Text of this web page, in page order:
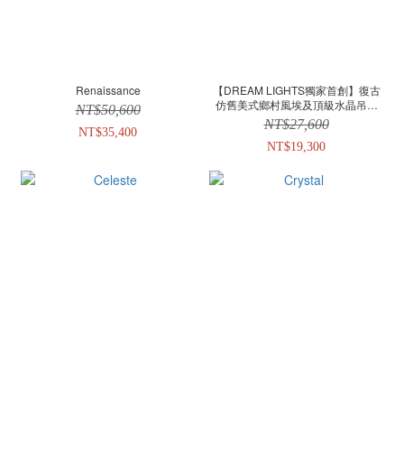
Renaissance
NT$50,600
NT$35,400
【DREAM LIGHTS獨家首創】復古
仿舊美式鄉村風埃及頂級水晶吊燈
Sylivia 5018WS-8|現代風|簡約設計|
客製化流行水晶燈飾
NT$27,600
NT$19,300